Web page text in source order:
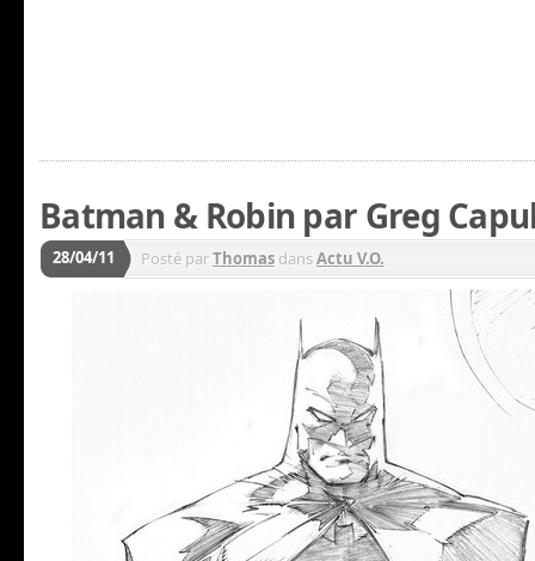
Batman & Robin par Greg
28/04/11 Posté parThomas dansActu V.O.